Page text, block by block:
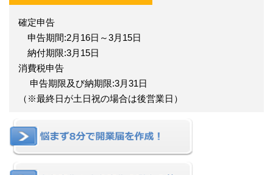
確定申告
申告期間:2月16日～3月15日
納付期限:3月15日
消費税申告
申告期限及び納期限:3月31日
（※最終日が土日祝の場合は後営業日）